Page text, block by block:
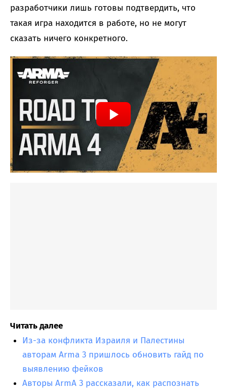
разработчики лишь готовы подтвердить, что
такая игра находится в работе, но не могут
сказать ничего конкретного.
Читать далее
Из-за конфликта Израиля и Палестины
авторам Arma 3 пришлось обновить гайд по
выявлению фейков
Авторы ArmA 3 рассказали, как распознать